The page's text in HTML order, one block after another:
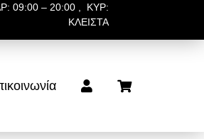
09:00 – 20:00 , ΚΥΡ:
ΚΛΕΙΣΤΑ